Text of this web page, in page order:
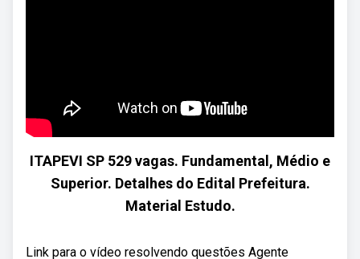
ITAPEVI SP 529 vagas. Fundamental, Médio e
Superior. Detalhes do Edital Prefeitura.
Material Estudo.
Link para o vídeo resolvendo questões Agente